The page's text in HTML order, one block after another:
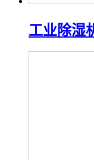
工业除湿